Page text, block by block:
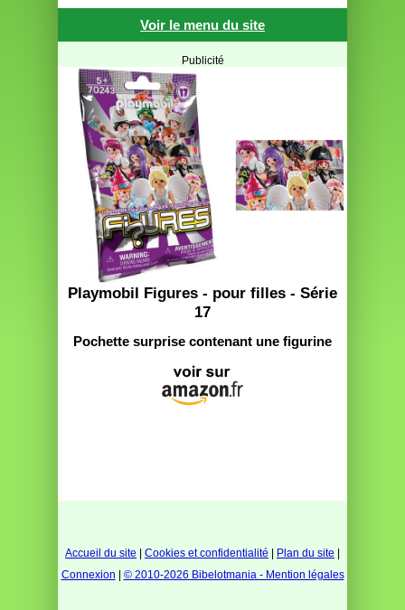
Voir le menu du site
Publicité
Playmobil Figures - pour filles - Série
17
Pochette surprise contenant une figurine
Accueil du site Cookies et confidentialité Plan du site
Connexion
© 2010-2026 Bibelotmania - Mention légales